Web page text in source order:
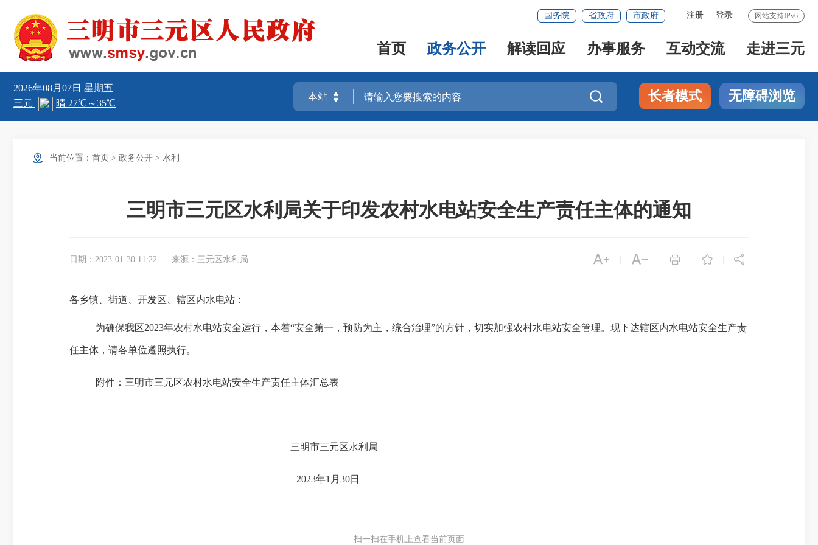
网站支持IPv6
注册 登录
国务院 省政府 市政府
首页 政务公开 解读回应 办事服务 互动交流 走进三元
2026年08月07日 星期五
 长者模式 无障碍浏览
当前位置： 首页 > 政务公开 > 水利
三明市三元区水利局关于印发农村水电站安全生产责任主体的通知
日期：2023-01-30 11:22 来源：三元区水利局     
各乡镇、街道、开发区、辖区内水电站：
为确保我区2023年农村水电站安全运行，本着“安全第一，预防为主，综合治理”的方针，切实加强农村水电站安全管理。现下达辖区内水电站安全生产责
任主体，请各单位遵照执行。
附件：三明市三元区农村水电站安全生产责任主体汇总表
三明市三元区水利局
2023年1 月30日
扫一扫在手机上查看当前页面